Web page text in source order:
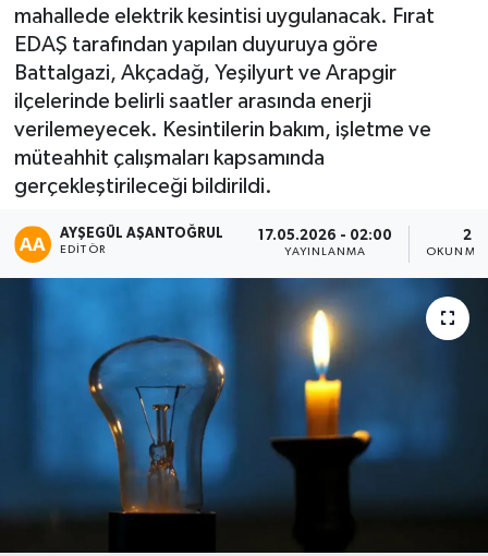
mahallede elektrik kesintisi uygulanacak. Fırat
EDAŞ tarafından yapılan duyuruya göre
Battalgazi, Akçadağ, Yeşilyurt ve Arapgir
ilçelerinde belirli saatler arasında enerji
verilemeyecek. Kesintilerin bakım, işletme ve
müteahhit çalışmaları kapsamında
gerçekleştirileceği bildirildi.
AYŞEGÜL AŞANTOĞRUL
EDITÖR
17.05.2026 - 02:00
YAYINLANMA
2
OKUNMA